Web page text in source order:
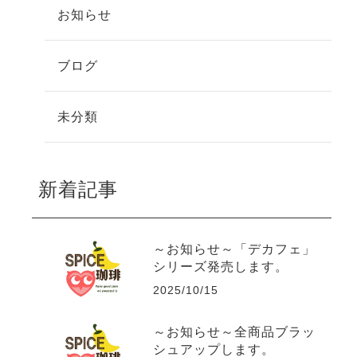
お知らせ
ブログ
未分類
新着記事
～お知らせ～「デカフェ」
シリーズ発売します。
2025/10/15
～お知らせ～全商品ブラッ
シュアップします。